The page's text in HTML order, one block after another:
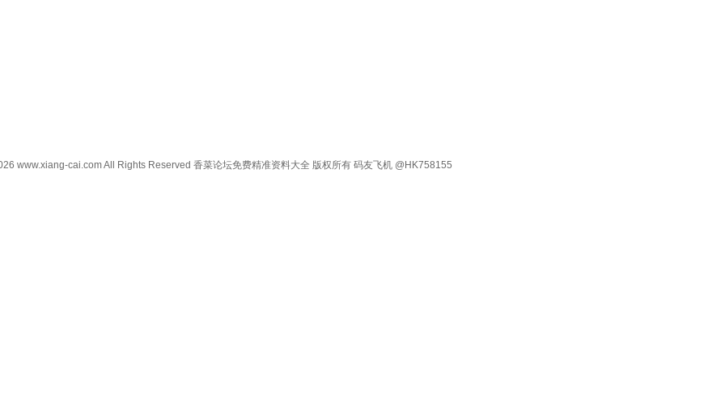
www.xiang-cai.com All Rights Reserved 香菜论坛免费精准资料大全 版权所有 码友飞机 @HK758155